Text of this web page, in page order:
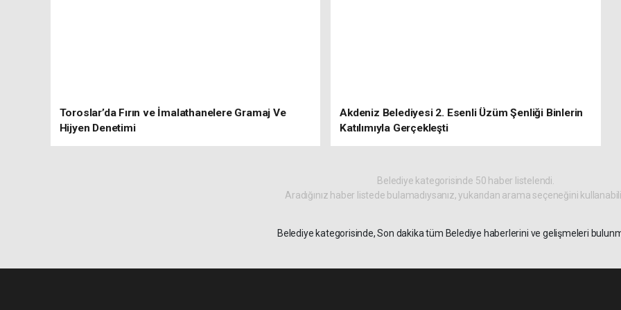
Toroslar’da Fırın ve İmalathanelere Gramaj Ve
Hijyen Denetimi
Akdeniz Belediyesi 2. Esenli Üzüm Şenliği Binlerin
Katılımıyla Gerçekleşti
Belediye kategorisinde 50 haber listelendi.
Aradığınız haber listede bulamadıysanız, yukarıdan arama seçeneğini
Belediye kategorisinde, Son dakika tüm Belediye haberlerini ve gelişmeleri